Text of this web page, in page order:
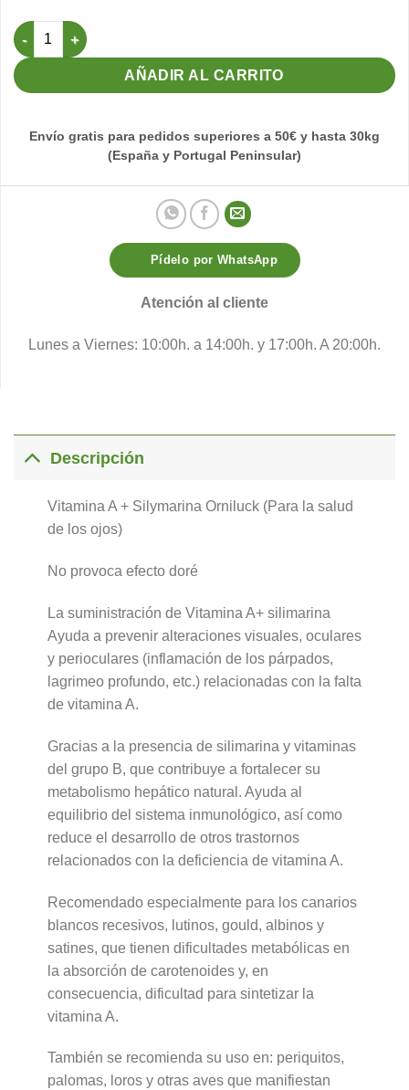
Vitamina A + Silymarina 200gr Orniluck cantidad
AÑADIR AL CARRITO
Envío gratis para pedidos superiores a 50€ y hasta 30kg
(España y Portugal Peninsular)
Pídelo por WhatsApp
Atención al cliente
Lunes a Viernes: 10:00h. a 14:00h. y 17:00h. A 20:00h.
Descripción
Vitamina A + Silymarina Orniluck (Para la salud
de los ojos)
No provoca efecto doré
La suministración de Vitamina A+ silimarina
Ayuda a prevenir alteraciones visuales, oculares
y perioculares (inflamación de los párpados,
lagrimeo profundo, etc.) relacionadas con la falta
de vitamina A.
Gracias a la presencia de silimarina y vitaminas
del grupo B, que contribuye a fortalecer su
metabolismo hepático natural. Ayuda al
equilibrio del sistema inmunológico, así como
reduce el desarrollo de otros trastornos
relacionados con la deficiencia de vitamina A.
Recomendado especialmente para los canarios
blancos recesivos, lutinos, gould, albinos y
satines, que tienen dificultades metabólicas en
la absorción de carotenoides y, en
consecuencia, dificultad para sintetizar la
vitamina A.
También se recomienda su uso en: periquitos,
palomas, loros y otras aves que manifiestan